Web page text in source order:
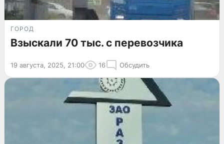
ГОРОД
Взыскали 70 тыс. с перевозчика
19 августа, 2025, 21:00 16 Обсудить